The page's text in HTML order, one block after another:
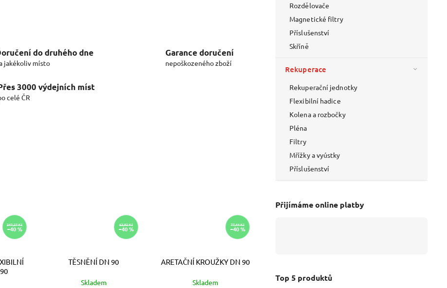
Rozdělovače
Magnetické filtry
Příslušenství
Skříně
Rekuperace
Rekuperační jednotky
Flexibilní hadice
Kolena a rozbočky
Pléna
Filtry
Mřížky a vyústky
Příslušenství
Přijímáme online platby
Top 5 produktů
do druhého dne
jakékoliv místo
Garance doručení
nepoškozeného zboží
3000 výdejních míst
celé ČR
347,27 Kč
–40 %
62,92 Kč
–40 %
TĚSNĚNÍ DN 90
Skladem
77,44 Kč
–40 %
ARETAČNÍ KROUŽKY DN 90
Skladem